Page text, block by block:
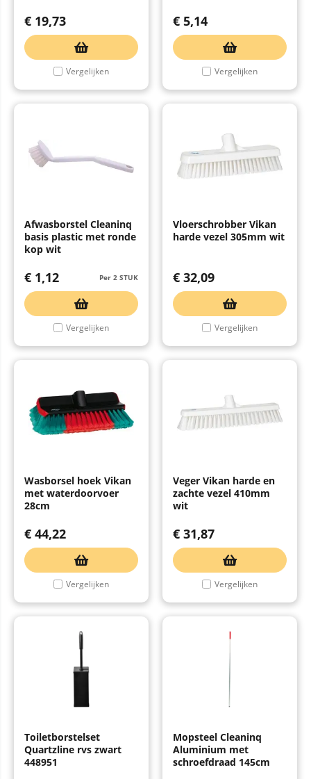
€ 19,73
Vergelijken
€ 5,14
Vergelijken
Afwasborstel Cleaninq
basis plastic met ronde
kop wit
Per 2 STUK
€ 1,12
Vergelijken
Vloerschrobber Vikan
harde vezel 305mm wit
€ 32,09
Vergelijken
Wasborsel hoek Vikan
met waterdoorvoer
28cm
€ 44,22
Vergelijken
Veger Vikan harde en
zachte vezel 410mm
wit
€ 31,87
Vergelijken
Toiletborstelset
Quartzline rvs zwart
448951
Mopsteel Cleaninq
Aluminium met
schroefdraad 145cm